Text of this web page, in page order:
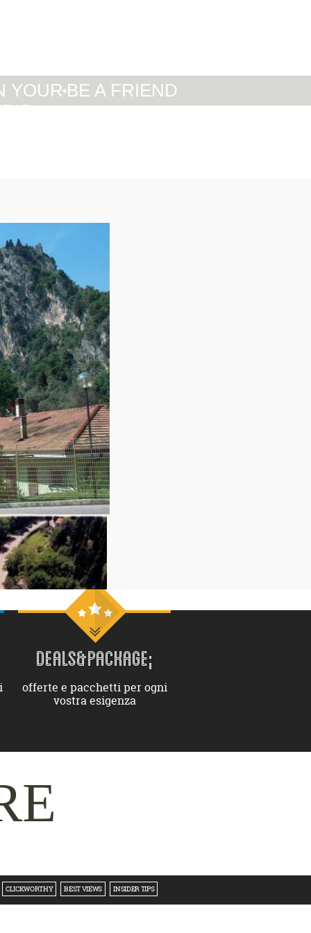
YOUR BE A FRIEND
DEALS&PACKAGE;
offerte e pacchetti per ogni
vostra esigenza
CLICKWORTHY BEST VIEWS INSIDER TIPS